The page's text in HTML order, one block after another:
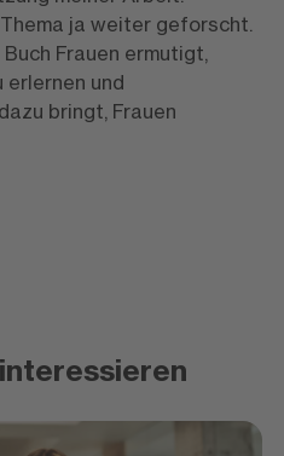
ja weiter geforscht.
Frauen ermutigt,
erlernen und
bringt, Frauen